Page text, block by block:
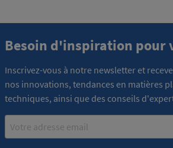
Besoin d'inspiration pour
Inscrivez-vous à notre newsletter et
nos innovations, tendances en matières
techniques, ainsi que des conseils